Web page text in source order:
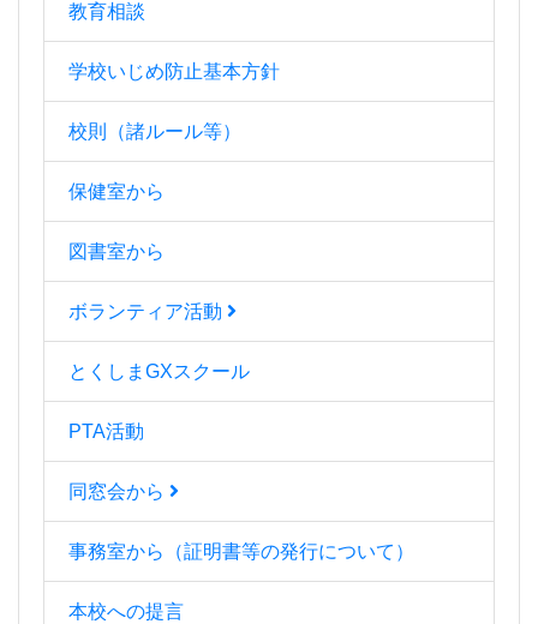
教育相談
学校いじめ防止基本方針
校則（諸ルール等）
保健室から
図書室から
ボランティア活動
とくしまGXスクール
PTA活動
同窓会から
事務室から（証明書等の発行について）
本校への提言